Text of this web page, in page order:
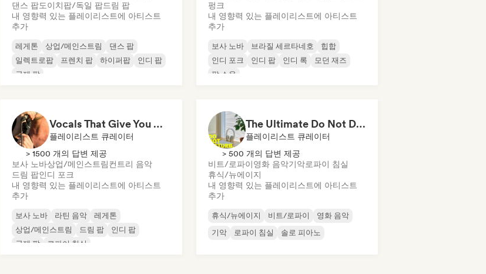
댄스 팝도이치팝/독일 팝드림 팝
내 영향력 있는 플레이리스트에 아티스트
추가
레게톤 상업/메인스트림
댄스 팝
일렉트로팝
프렌치 팝 하이퍼팝
인디 팝
국제 팝
펑크
내 영향력 있는 플레이리스트에 아티스트
추가
보사 노바 브라질 세르타네호
힙합
인디 포크
인디 팝 인디 록
모던 재즈
팝 소울
Vocals That Give You Chills
플레이리스트 큐레이터
> 1500 개의 답변 제공
보사 노바상업/메인스트림컨트리 음악
드림 팝인디 포크
내 영향력 있는 플레이리스트에 아티스트
추가
보사 노바 라틴 음악
레게톤
상업/메인스트림
드림 팝
인디 팝
국제 팝
로파이 침실
The Ultimate Do Not Disturb Playlist 🔕 Neo-Classical & Ambient Piano
플레이리스트 큐레이터
> 500 개의 답변 제공
비트/로파이영화 음악기악로파이 침실
휴식/뉴에이지
내 영향력 있는 플레이리스트에 아티스트
추가
휴식/뉴에이지 비트/로파이
영화 음악
기악
로파이 침실 솔로 피아노